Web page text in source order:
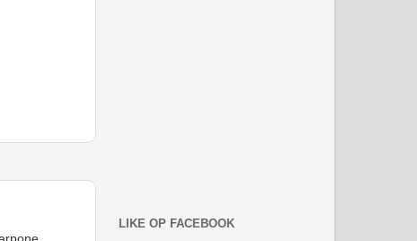
LIKE OP FACEBOOK